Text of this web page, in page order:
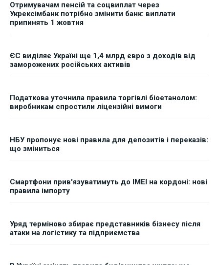
Отримувачам пенсій та соцвиплат через
Укрексімбанк потрібно змінити банк: виплати
припинять 1 жовтня
ЄС виділяє Україні ще 1,4 млрд євро з доходів від
заморожених російських активів
Податкова уточнила правила торгівлі біоетанолом:
виробникам спростили ліцензійні вимоги
НБУ пропонує нові правила для депозитів і переказів:
що зміниться
Смартфони прив'язуватимуть до IMEI на кордоні: нові
правила імпорту
Уряд терміново збирає представників бізнесу після
атаки на логістику та підприємства